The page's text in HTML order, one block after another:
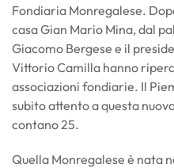
Fondiaria Monregalese.
casa Gian Mario Mina, dal
Giacomo Bergese e il
Vittorio Camilla hanno
associazioni fondiarie. Il
subito attento a questa
contano 25.
Quella Monregalese è nata